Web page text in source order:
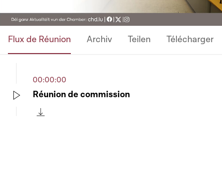
Flux de Réunion Archiv Teilen Télécharger
00:00:00
Réunion de commission